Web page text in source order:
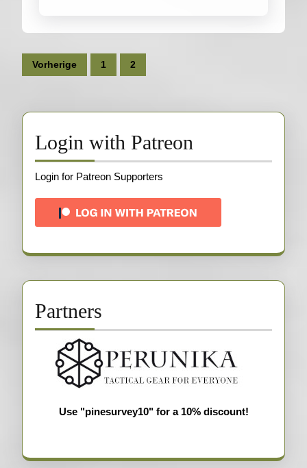
Seitennummerierung
der
Vorherige 1 2
Login with Patreon
Login for Patreon Supporters
Partners
Use "pinesurvey10" for a 10% discount!